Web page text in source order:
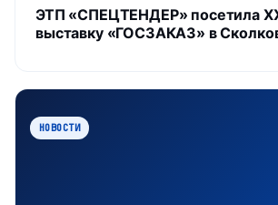
ЭТП «СПЕЦТЕНДЕР» посетила
выставку «ГОСЗАКАЗ» в
НОВОСТИ